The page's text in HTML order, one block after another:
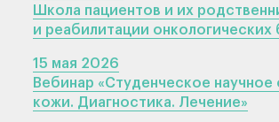
Школа пациентов и их
и реабилитации
15 мая 2026
Вебинар «Студенческое
кожи. Диагностика. Лечение»